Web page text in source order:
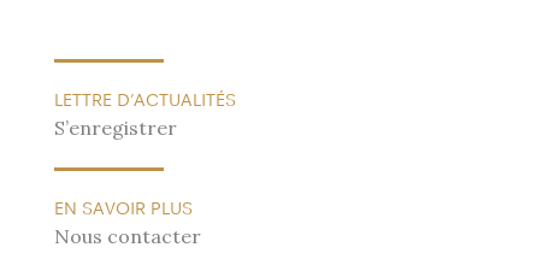
LETTRE D’ACTUALITÉS
S’enregistrer
EN SAVOIR PLUS
Nous contacter